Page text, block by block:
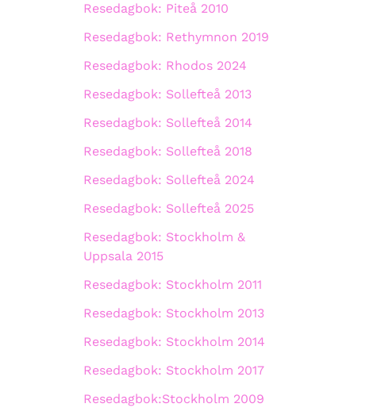
Resedagbok: Piteå 2010
Resedagbok: Rethymnon 2019
Resedagbok: Rhodos 2024
Resedagbok: Sollefteå 2013
Resedagbok: Sollefteå 2014
Resedagbok: Sollefteå 2018
Resedagbok: Sollefteå 2024
Resedagbok: Sollefteå 2025
Resedagbok: Stockholm &
Uppsala 2015
Resedagbok: Stockholm 2011
Resedagbok: Stockholm 2013
Resedagbok: Stockholm 2014
Resedagbok: Stockholm 2017
Resedagbok:Stockholm 2009